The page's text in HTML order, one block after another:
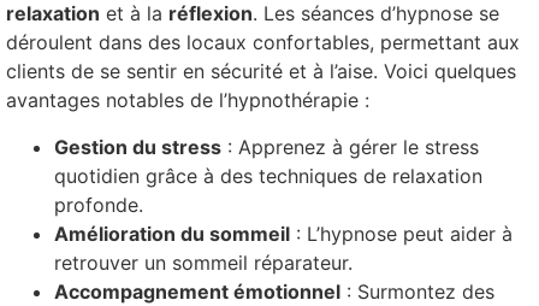
relaxation et à la réflexion. Les séances d’hypnose se
déroulent dans des locaux confortables, permettant aux
clients de se sentir en sécurité et à l’aise. Voici quelques
avantages notables de l’hypnothérapie :
Gestion du stress : Apprenez à gérer le stress
quotidien grâce à des techniques de relaxation
profonde.
Amélioration du sommeil : L’hypnose peut aider à
retrouver un sommeil réparateur.
Accompagnement émotionnel : Surmontez des